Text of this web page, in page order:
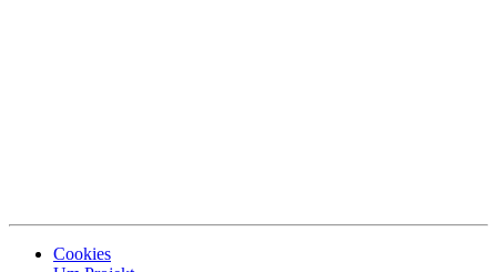
Cookies